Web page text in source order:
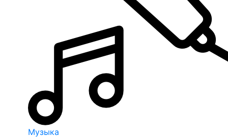
Музыка